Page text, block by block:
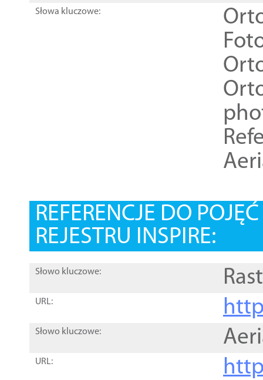
Słowa kluczowe:
REFERENCJE DO
REJESTRU INSPIRE:
Słowo kluczowe:
URL:
Słowo kluczowe:
URL: